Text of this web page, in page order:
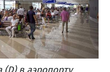
в аэропорту